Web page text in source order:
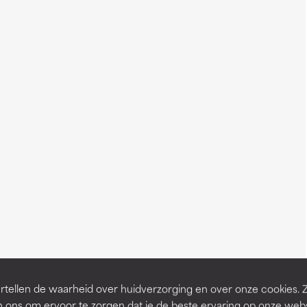
de waarheid over huidverzorging en over onze cookies.